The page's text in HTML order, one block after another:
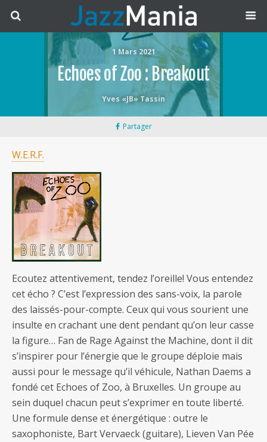
1 Mars 2021
Echoes of Zoo : Breakout
Yves «JB» Tassin
Partager
W.E.R.F.
Ecoutez attentivement, tendez l’oreille! Vous entendez
cet écho ? C’est l’expression des sans-voix, la parole
des laissés-pour-compte. Ceux qui vous sourient une
insulte en crachant une dent pendant qu’on leur casse
la figure… Fan de Rage Against the Machine, dont il dit
s’inspirer pour l’énergie que le groupe déploie mais
aussi pour le message qu’il véhicule, Nathan Daems a
fondé cet Echoes of Zoo, à Bruxelles. Un groupe au
sein duquel chacun peut s’exprimer en toute liberté.
Une formule dense et énergétique : outre le
saxophoniste, Bart Vervaeck (guitare), Lieven Van Pée